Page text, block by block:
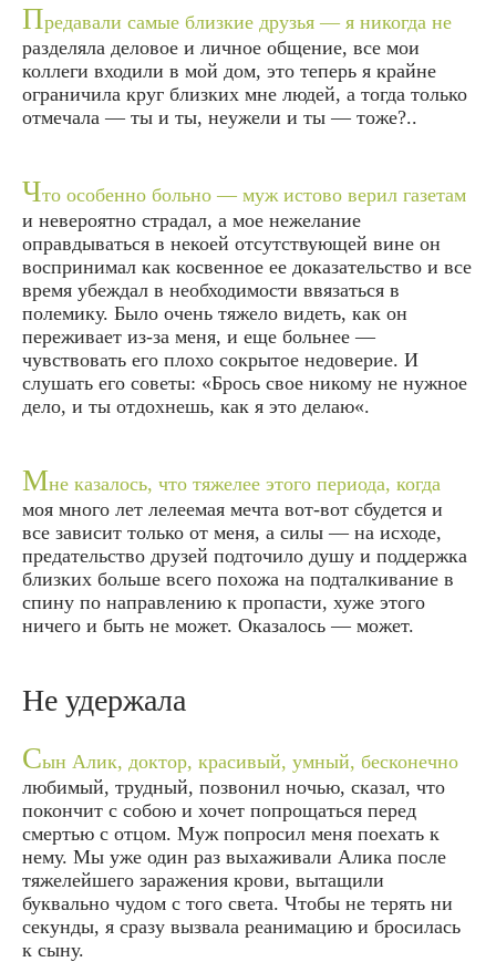
Предавали самые близкие друзья — я никогда не
разделяла деловое и личное общение, все мои
коллеги входили в мой дом, это теперь я крайне
ограничила круг близких мне людей, а тогда только
отмечала — ты и ты, неужели и ты — тоже?..
Что особенно больно — муж истово верил газетам
и невероятно страдал, а мое нежелание
оправдываться в некоей отсутствующей вине он
воспринимал как косвенное ее доказательство и все
время убеждал в необходимости ввязаться в
полемику. Было очень тяжело видеть, как он
переживает из-за меня, и еще больнее —
чувствовать его плохо сокрытое недоверие. И
слушать его советы: «Брось свое никому не нужное
дело, и ты отдохнешь, как я это делаю«.
Мне казалось, что тяжелее этого периода, когда
моя много лет лелеемая мечта вот-вот сбудется и
все зависит только от меня, а силы — на исходе,
предательство друзей подточило душу и поддержка
близких больше всего похожа на подталкивание в
спину по направлению к пропасти, хуже этого
ничего и быть не может. Оказалось — может.
Не удержала
Сын Алик, доктор, красивый, умный, бесконечно
любимый, трудный, позвонил ночью, сказал, что
покончит с собою и хочет попрощаться перед
смертью с отцом. Муж попросил меня поехать к
нему. Мы уже один раз выхаживали Алика после
тяжелейшего заражения крови, вытащили
буквально чудом с того света. Чтобы не терять ни
секунды, я сразу вызвала реанимацию и бросилась
к сыну.